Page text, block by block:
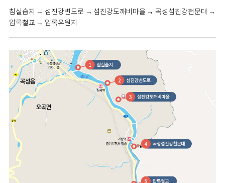
침실습지 → 섬진강변도로 → 섬진강도깨비마을 → 곡성섬진강천문대 →
압록철교 → 압록유원지